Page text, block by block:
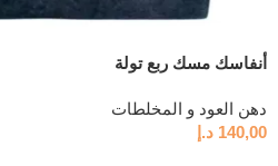
أنفاسك مسك ربع تولة
دهن العود و المخلطات
140,00 د.إ